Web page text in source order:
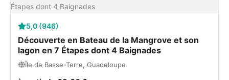
5,0 (946)
Découverte en Bateau de la Mangrove et son
lagon en 7 Étapes dont 4 Baignades
Île de Basse-Terre, Guadeloupe